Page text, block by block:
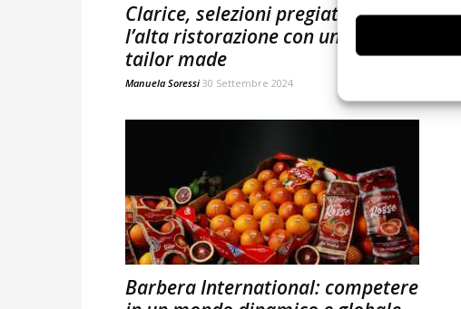
Clarice, selezioni pregiate per
l’alta ristorazione con un servizio
tailor made
Manuela Soressi 30 Settembre 2024
Barbera International: competere